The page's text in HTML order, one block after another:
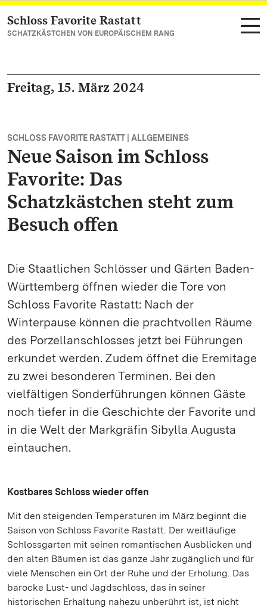
Zum Hauptinhalt springen
Schloss Favorite Rastatt
SCHATZKÄSTCHEN VON EUROPÄISCHEM RANG
Freitag, 15. März 2024
SCHLOSS FAVORITE RASTATT | ALLGEMEINES
Neue Saison im Schloss
Favorite: Das
Schatzkästchen steht zum
Besuch offen
Die Staatlichen Schlösser und Gärten Baden-
Württemberg öffnen wieder die Tore von
Schloss Favorite Rastatt: Nach der
Winterpause können die prachtvollen Räume
des Porzellanschlosses jetzt bei Führungen
erkundet werden. Zudem öffnet die Eremitage
zu zwei besonderen Terminen. Bei den
vielfältigen Sonderführungen können Gäste
noch tiefer in die Geschichte der Favorite und
in die Welt der Markgräfin Sibylla Augusta
eintauchen.
Kostbares Schloss wieder offen
Mit den steigenden Temperaturen im März beginnt die
Saison von Schloss Favorite Rastatt. Der weitläufige
Schlossgarten mit seinen romantischen Ausblicken und
den alten Bäumen ist das ganze Jahr zugänglich und für
viele Menschen ein Ort der Ruhe und der Erholung. Das
barocke Lust- und Jagdschloss, das in seiner
historischen Erhaltung nahezu unberührt ist, ist nicht